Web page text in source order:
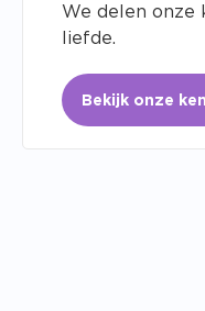
We delen onze
liefde.
Bekijk onze